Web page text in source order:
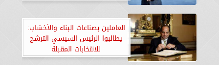
العاملين بصناعات البناء والأخشاب:
يطالبوا الرئيس السيسي الترشح
للانتخابات المقبلة